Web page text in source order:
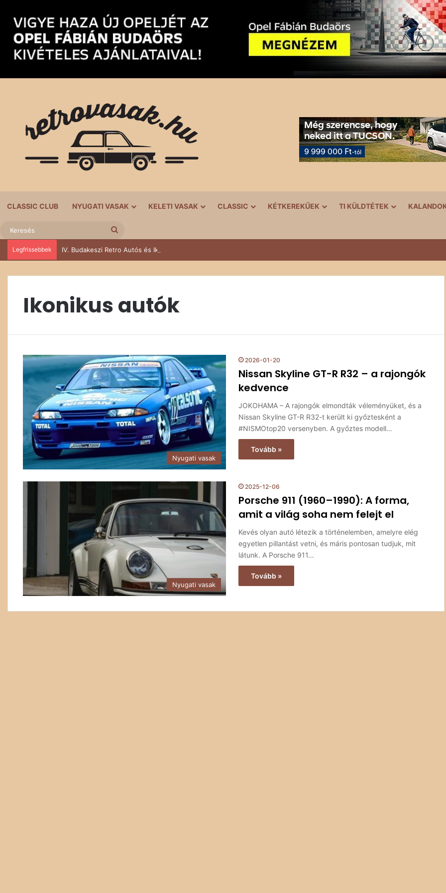
CLASSIC CLUB NYUGATI VASAK KELETI VASAK CLASSIC KÉTKEREKŰEK TI KÜLDTÉTEK
Legfrissebbek IV. Budakeszi Retro Autós és Ikarus találkozó – Suzukival a Sződy fivérek
Ikonikus autók
Nyugati vasak
2026-01-20
Nissan Skyline GT-R R32 – a rajongók
kedvence
JOKOHAMA – A rajongók elmondták véleményüket, és a
Nissan Skyline GT-R R32-t került ki győztesként a
#NISMOtop20 versenyben. A győztes modell…
Tovább »
Nyugati vasak
2025-12-06
Porsche 911 (1960–1990): A forma,
amit a világ soha nem felejt el
Kevés olyan autó létezik a történelemben, amelyre elég
egyetlen pillantást vetni, és máris pontosan tudjuk, mit
látunk. A Porsche 911…
Tovább »